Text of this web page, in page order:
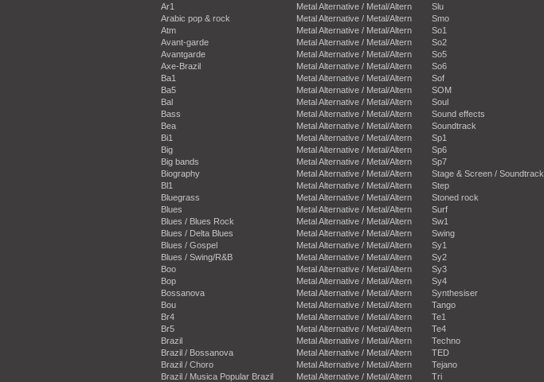
Ar1
Arabic pop & rock
Atm
Avant-garde
Avantgarde
Axe-Brazil
Ba1
Ba5
Bal
Bass
Bea
Bi1
Big
Big bands
Biography
Bl1
Bluegrass
Blues
Blues / Blues Rock
Blues / Delta Blues
Blues / Gospel
Blues / Swing/R&B
Boo
Bop
Bossanova
Bou
Br4
Br5
Brazil
Brazil / Bossanova
Brazil / Choro
Brazil / Musica Popular Brazil
Metal Alternative / Metal/Altern
Metal Alternative / Metal/Altern
Metal Alternative / Metal/Altern
Metal Alternative / Metal/Altern
Metal Alternative / Metal/Altern
Metal Alternative / Metal/Altern
Metal Alternative / Metal/Altern
Metal Alternative / Metal/Altern
Metal Alternative / Metal/Altern
Metal Alternative / Metal/Altern
Metal Alternative / Metal/Altern
Metal Alternative / Metal/Altern
Metal Alternative / Metal/Altern
Metal Alternative / Metal/Altern
Metal Alternative / Metal/Altern
Metal Alternative / Metal/Altern
Metal Alternative / Metal/Altern
Metal Alternative / Metal/Altern
Metal Alternative / Metal/Altern
Metal Alternative / Metal/Altern
Metal Alternative / Metal/Altern
Metal Alternative / Metal/Altern
Metal Alternative / Metal/Altern
Metal Alternative / Metal/Altern
Metal Alternative / Metal/Altern
Metal Alternative / Metal/Altern
Metal Alternative / Metal/Altern
Metal Alternative / Metal/Altern
Metal Alternative / Metal/Altern
Metal Alternative / Metal/Altern
Metal Alternative / Metal/Altern
Metal Alternative / Metal/Altern
Slu
Smo
So1
So2
So5
So6
Sof
SOM
Soul
Sound effects
Soundtrack
Sp1
Sp6
Sp7
Stage & Screen / Soundtrack
Step
Stoned rock
Surf
Sw1
Swing
Sy1
Sy2
Sy3
Sy4
Synthesiser
Tango
Te1
Te4
Techno
TED
Tejano
Tri